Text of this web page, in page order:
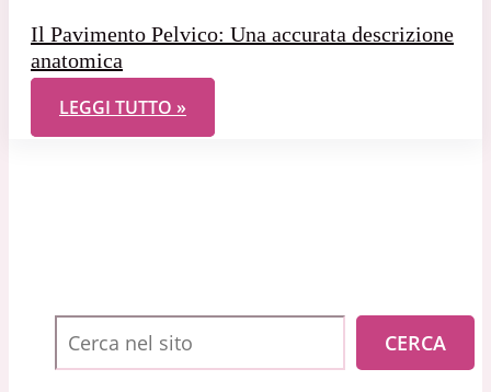
Il Pavimento Pelvico: Una accurata descrizione
anatomica
IL PAVIMENTO PELVICO: UNA ACCURATA
LEGGI TUTTO »
Cerca CERCA